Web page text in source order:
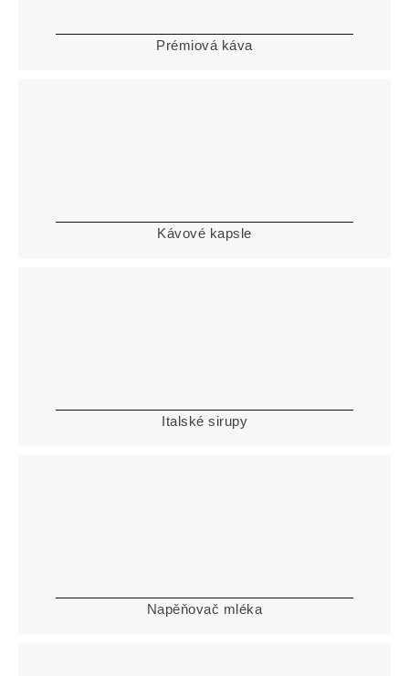
Prémiová káva
Kávové kapsle
Italské sirupy
Napěňovač mléka